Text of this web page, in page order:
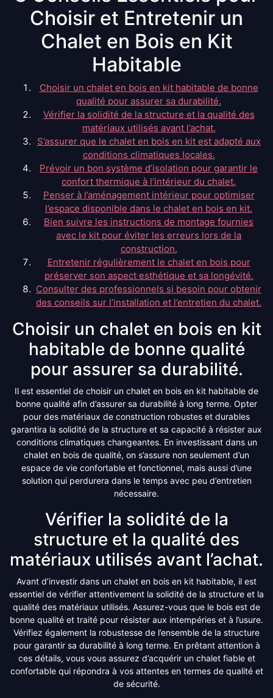
Choisir et Entretenir un
Chalet en Bois en Kit
Habitable
Choisir un chalet en bois en kit habitable de bonne
qualité pour assurer sa durabilité.
Vérifier la solidité de la structure et la qualité des
matériaux utilisés avant l’achat.
S’assurer que le chalet en bois en kit est adapté aux
conditions climatiques locales.
Prévoir un bon système d’isolation pour garantir le
confort thermique à l’intérieur du chalet.
Penser à l’aménagement intérieur pour optimiser
l’espace disponible dans le chalet en bois en kit.
Bien suivre les instructions de montage fournies
avec le kit pour éviter les erreurs lors de la
construction.
Entretenir régulièrement le chalet en bois pour
préserver son aspect esthétique et sa longévité.
Consulter des professionnels si besoin pour obtenir
des conseils sur l’installation et l’entretien du chalet.
Choisir un chalet en bois en kit
habitable de bonne qualité
pour assurer sa durabilité.
Il est essentiel de choisir un chalet en bois en kit habitable de
bonne qualité afin d’assurer sa durabilité à long terme. Opter
pour des matériaux de construction robustes et durables
garantira la solidité de la structure et sa capacité à résister aux
conditions climatiques changeantes. En investissant dans un
chalet en bois de qualité, on s’assure non seulement d’un
espace de vie confortable et fonctionnel, mais aussi d’une
solution qui perdurera dans le temps avec peu d’entretien
nécessaire.
Vérifier la solidité de la
structure et la qualité des
matériaux utilisés avant l’achat.
Avant d’investir dans un chalet en bois en kit habitable, il est
essentiel de vérifier attentivement la solidité de la structure et la
qualité des matériaux utilisés. Assurez-vous que le bois est de
bonne qualité et traité pour résister aux intempéries et à l’usure.
Vérifiez également la robustesse de l’ensemble de la structure
pour garantir sa durabilité à long terme. En prêtant attention à
ces détails, vous vous assurez d’acquérir un chalet fiable et
confortable qui répondra à vos attentes en termes de qualité et
de sécurité.